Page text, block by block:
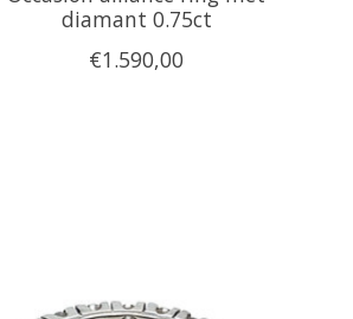
diamant 0.75ct
€1.590,00